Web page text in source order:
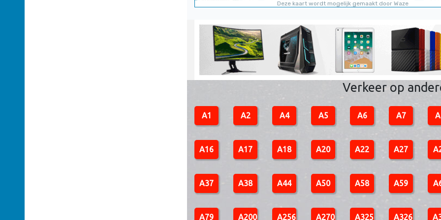
Verkeer op
A1 A2 A4 A5 A6 A7
A16 A17 A18 A20 A22 A27
A37 A38 A44 A50 A58 A59
A79 A200 A256 A270 A325 A326